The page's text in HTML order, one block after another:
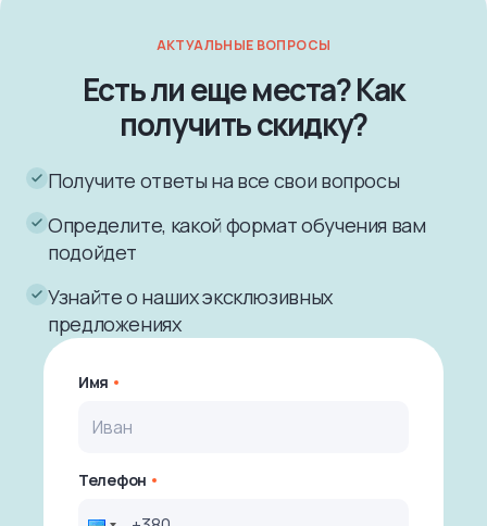
АКТУАЛЬНЫЕ ВОПРОСЫ
Есть ли еще места? Как
получить скидку?
Получите ответы на все свои вопросы
Определите, какой формат обучения вам
подойдет
Узнайте о наших эксклюзивных
предложениях
Имя
Телефон